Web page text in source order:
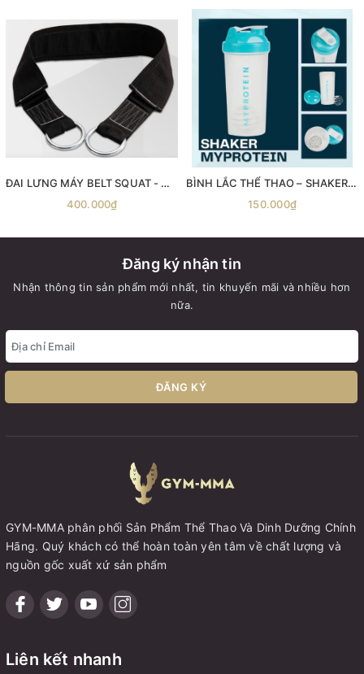
ĐAI LƯNG MÁY BELT SQUAT - Máy gánh đùi với dây đai Belt Squat
400.000₫
BÌNH LẮC THỂ THAO – SHAKER MYPROTEIN 600ML
150.000₫
Đăng ký nhận tin
Nhận thông tin sản phẩm mới nhất, tin khuyến mãi và nhiều hơn
nữa.
ĐĂNG KÝ
GYM-MMA phân phối Sản Phẩm Thể Thao Và Dinh Dưỡng Chính
Hãng. Quý khách có thể hoàn toàn yên tâm về chất lượng và
nguồn gốc xuất xứ sản phẩm
Liên kết nhanh